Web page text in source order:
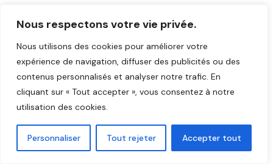
Nous respectons votre vie privée.
Nous utilisons des cookies pour améliorer votre
expérience de navigation, diffuser des publicités ou des
contenus personnalisés et analyser notre trafic. En
cliquant sur « Tout accepter », vous consentez à notre
utilisation des cookies.
Personnaliser Tout rejeter Accepter tout
déménagements T5 réalisés par Blondeau
Déménagement en 2024-2026. Ces cas illustrent
différentes situations et budgets, avec les spécificités
ayant influencé le prix final. Tous nos clients ont
bénéficié d'un accompagnement personnalisé et d'une
prestation réalisée dans les délais convenus.
Cas N°1 : T5 Paris 16ème →